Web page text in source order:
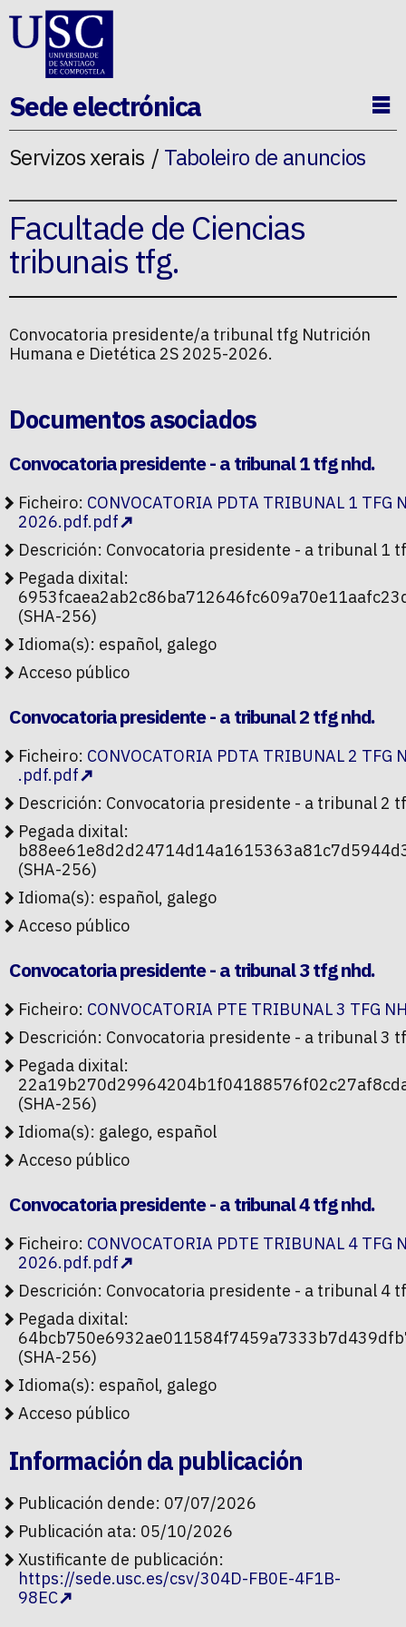
Ir ao contido da p�xina
Sede electrónica
Servizos xerais Taboleiro de anuncios
Facultade de Ciencias
tribunais tfg.
Convocatoria presidente/a tribunal tfg Nutrición
Humana e Dietética 2S 2025-2026.
Documentos asociados
Convocatoria presidente - a tribunal 1 tfg nhd.
Ficheiro: CONVOCATORIA PDTA TRIBUNAL 1 TFG
2026.pdf.pdf
Descrición: Convocatoria presidente - a tribunal 1
Pegada dixital:
(SHA-256)
Idioma(s): español, galego
Acceso público
Convocatoria presidente - a tribunal 2 tfg nhd.
Ficheiro: CONVOCATORIA PDTA TRIBUNAL 2
.pdf.pdf
Descrición: Convocatoria presidente - a tribunal 2
Pegada dixital:
(SHA-256)
Idioma(s): español, galego
Acceso público
Convocatoria presidente - a tribunal 3 tfg nhd.
Ficheiro: CONVOCATORIA PTE TRIBUNAL 3 TFG
Descrición: Convocatoria presidente - a tribunal 3
Pegada dixital:
(SHA-256)
Idioma(s): galego, español
Acceso público
Convocatoria presidente - a tribunal 4 tfg nhd.
Ficheiro: CONVOCATORIA PDTE TRIBUNAL 4 TFG
2026.pdf.pdf
Descrición: Convocatoria presidente - a tribunal 4
Pegada dixital:
(SHA-256)
Idioma(s): español, galego
Acceso público
Información da publicación
Publicación dende: 07/07/2026
Publicación ata: 05/10/2026
Xustificante de publicación:
https://sede.usc.es/csv/304D-FB0E-4F1B-
98EC